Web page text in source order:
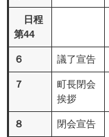
日程
第44
６ 議了宣告
７
町長閉会
挨拶
８ 閉会宣告